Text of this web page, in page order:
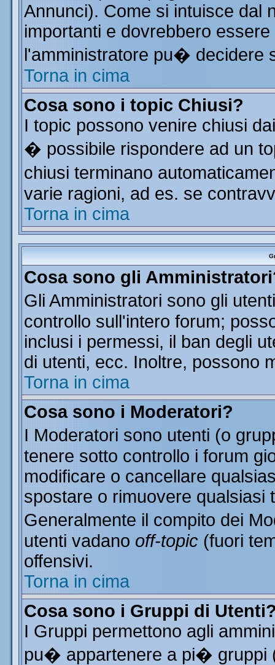
Annunci). Come si intuisce dal
importanti e dovrebbero
l'amministratore pu�
Torna in cima
Cosa sono i topic Chiusi?
I topic possono venire chiusi
� possibile rispondere ad un
chiusi terminano
varie ragioni, ad es. se
Torna in cima
Cosa sono gli
Gli Amministratori sono gli
controllo sull'intero forum;
inclusi i permessi, il ban degli
di utenti, ecc. Inoltre, possono
Torna in cima
Cosa sono i Moderatori?
I Moderatori sono utenti (o
tenere sotto controllo i forum
modificare o cancellare
spostare o rimuovere qualsiasi
Generalmente il compito dei
utenti vadano off-topic (fuori
offensivi.
Torna in cima
Cosa sono i Gruppi di
I Gruppi permettono agli
pu� appartenere a pi� gruppi